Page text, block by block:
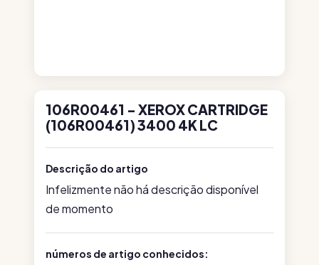
106R00461 - XEROX CARTRIDGE
(106R00461) 3400 4K LC
Descrição do artigo
Infelizmente não há descrição disponível
de momento
números de artigo conhecidos: